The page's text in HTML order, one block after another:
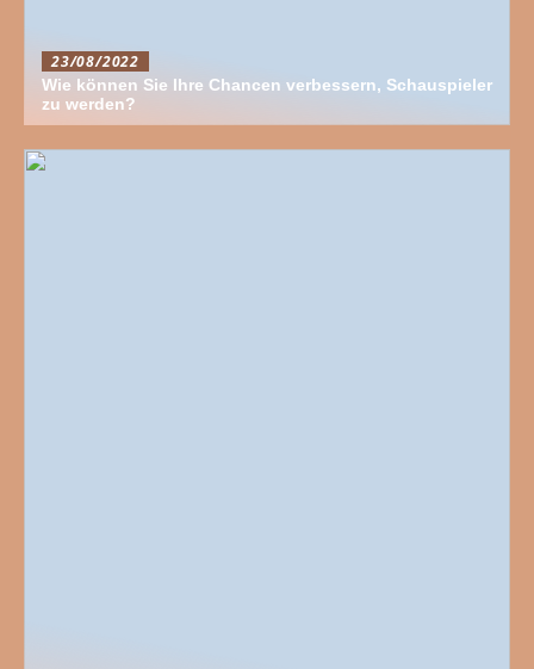
23/08/2022
Wie können Sie Ihre Chancen verbessern, Schauspieler
zu werden?